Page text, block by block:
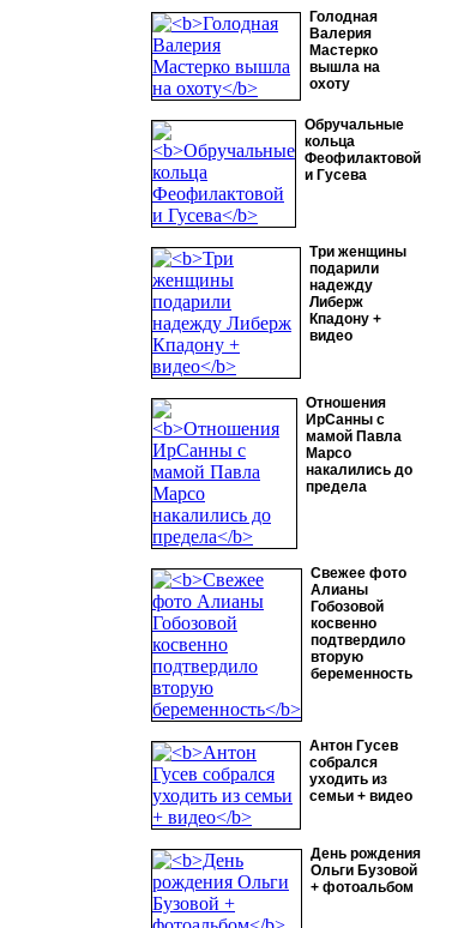
Голодная
Валерия
Мастерко
вышла на
охоту
Обручальные
кольца
Феофилактовой
и Гусева
Три женщины
подарили
надежду
Либерж
Кпадону +
видео
Отношения
ИрСанны с
мамой Павла
Марсо
накалились до
предела
Свежее фото
Алианы
Гобозовой
косвенно
подтвердило
вторую
беременность
Антон Гусев
собрался
уходить из
семьи + видео
День рождения
Ольги Бузовой
+ фотоальбом